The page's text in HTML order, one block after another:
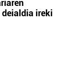
deialdia ireki